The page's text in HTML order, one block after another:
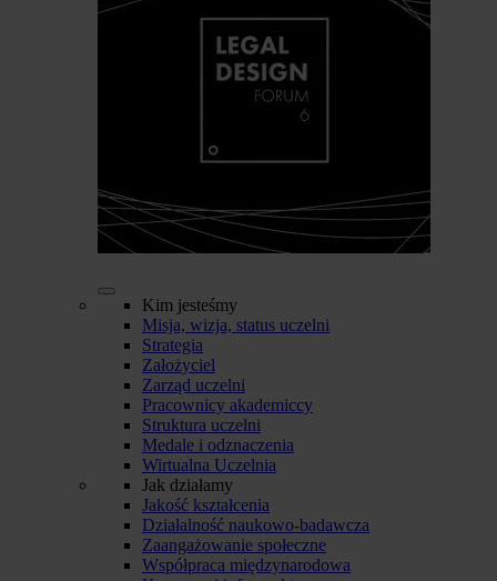
Kim jesteśmy
Misja, wizja, status uczelni
Strategia
Założyciel
Zarząd uczelni
Pracownicy akademiccy
Struktura uczelni
Medale i odznaczenia
Wirtualna Uczelnia
Jak działamy
Jakość kształcenia
Działalność naukowo-badawcza
Zaangażowanie społeczne
Współpraca międzynarodowa